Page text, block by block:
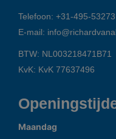
Telefoon: +31-495-
E-mail:
BTW: NL003218471B71
KvK: KvK 77637496
Maandag